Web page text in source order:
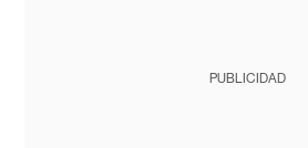
PUBLICIDAD